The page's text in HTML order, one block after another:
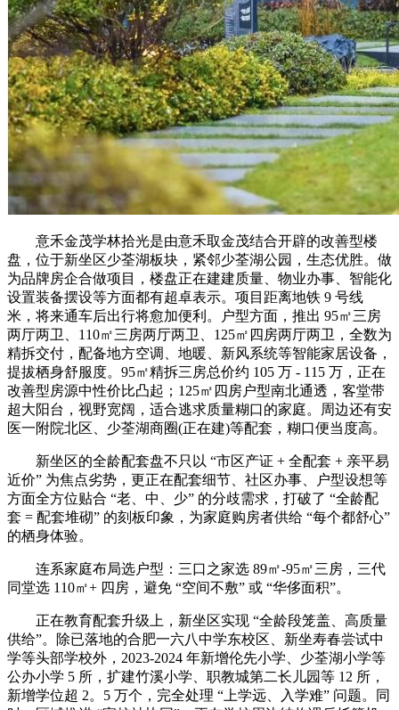
意禾金茂学林拾光是由意禾取金茂结合开辟的改善型楼
盘，位于新坐区少荃湖板块，紧邻少荃湖公园，生态优胜。做
为品牌房企合做项目，楼盘正在建建质量、物业办事、智能化
设置装备摆设等方面都有超卓表示。项目距离地铁 9 号线
米，将来通车后出行将愈加便利。户型方面，推出 95㎡三房
两厅两卫、110㎡三房两厅两卫、125㎡四房两厅两卫，全数为
精拆交付，配备地方空调、地暖、新风系统等智能家居设备，
提拔栖身舒服度。95㎡精拆三房总价约 105 万 - 115 万，正在
改善型房源中性价比凸起；125㎡四房户型南北通透，客堂带
超大阳台，视野宽阔，适合逃求质量糊口的家庭。周边还有安
医一附院北区、少荃湖商圈(正在建)等配套，糊口便当度高。
新坐区的全龄配套盘不只以 “市区产证 + 全配套 + 亲平易
近价” 为焦点劣势，更正在配套细节、社区办事、户型设想等
方面全方位贴合 “老、中、少” 的分歧需求，打破了 “全龄配
套 = 配套堆砌” 的刻板印象，为家庭购房者供给 “每个都舒心”
的栖身体验。
连系家庭布局选户型：三口之家选 89㎡-95㎡三房，三代
同堂选 110㎡+ 四房，避免 “空间不敷” 或 “华侈面积”。
正在教育配套升级上，新坐区实现 “全龄段笼盖、高质量
供给”。除已落地的合肥一六八中学东校区、新坐寿春尝试中
学等头部学校外，2023-2024 年新增伦先小学、少荃湖小学等
公办小学 5 所，扩建竹溪小学、职教城第二长儿园等 12 所，
新增学位超 2。5 万个，完全处理 “上学远、入学难” 问题。同